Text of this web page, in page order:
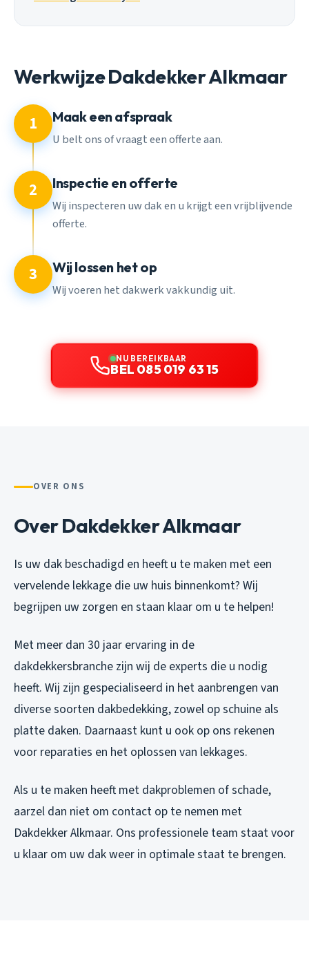
Werkwijze Dakdekker Alkmaar
1 Maak een afspraak
U belt ons of vraagt een offerte aan.
2 Inspectie en offerte
Wij inspecteren uw dak en u krijgt een vrijblijvende
offerte.
3 Wij lossen het op
Wij voeren het dakwerk vakkundig uit.
NU BEREIKBAAR
BEL 085 019 63 15
OVER ONS
Over Dakdekker Alkmaar
Is uw dak beschadigd en heeft u te maken met een
vervelende lekkage die uw huis binnenkomt? Wij
begrijpen uw zorgen en staan klaar om u te helpen!
Met meer dan 30 jaar ervaring in de
dakdekkersbranche zijn wij de experts die u nodig
heeft. Wij zijn gespecialiseerd in het aanbrengen van
diverse soorten dakbedekking, zowel op schuine als
platte daken. Daarnaast kunt u ook op ons rekenen
voor reparaties en het oplossen van lekkages.
Als u te maken heeft met dakproblemen of schade,
aarzel dan niet om contact op te nemen met
Dakdekker Alkmaar. Ons professionele team staat voor
u klaar om uw dak weer in optimale staat te brengen.